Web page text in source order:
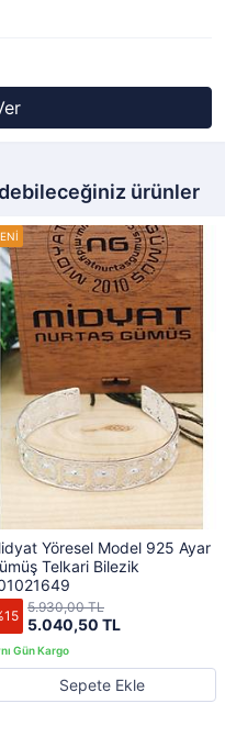
ürünler
Yöresel Model 925 Ayar
Telkari Bilezik
5.040,50 TL
5.930,00 TL
Sepete Ekle